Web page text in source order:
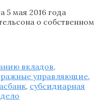
5 мая 2016 года
о собственном
вкладов,
управляющие,
, субсидиарная